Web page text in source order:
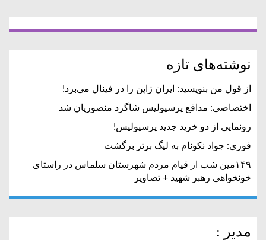
نوشته‌های تازه
از قول من بنویسید: ایران ژاپن را در فینال می‌برد!
اختصاصی: مدافع پرسپولیس شاگرد منصوریان شد
رونمایی از دو خرید جدید پرسپولیس!
فوری: جواد نکونام به لیگ برتر برگشت
۱۴۹مین شب از قیام مردم شهرستان سلماس در راستای
خونخواهی رهبر شهید + تصاویر
مدیر :